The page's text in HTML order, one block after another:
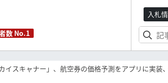
数 No.1
入札
イスキャナー」、航空券の価格予測をアプリに実装